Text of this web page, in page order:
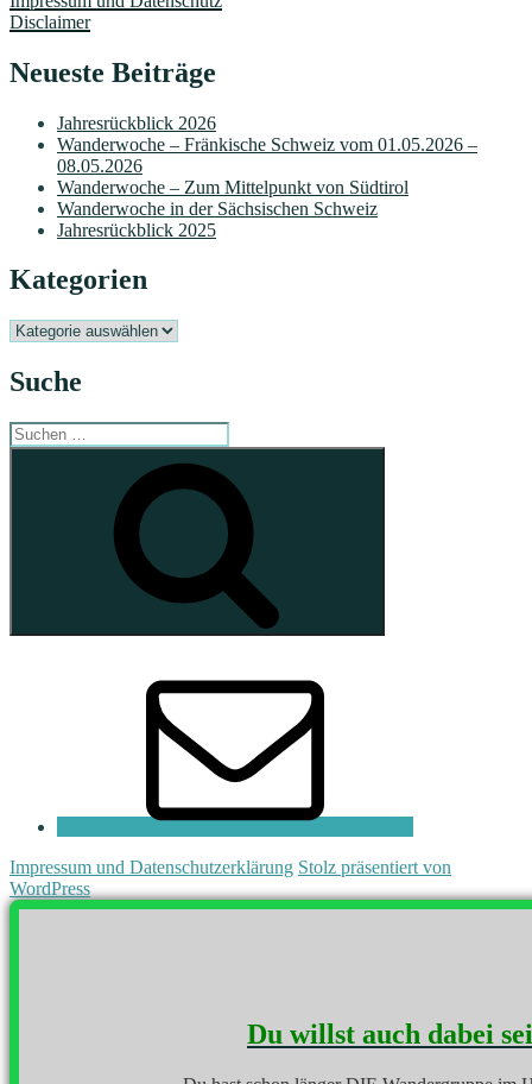
Disclaimer
Neueste Beiträge
Jahresrückblick 2026
Wanderwoche – Fränkische Schweiz vom 01.05.2026 –
08.05.2026
Wanderwoche – Zum Mittelpunkt von Südtirol
Wanderwoche in der Sächsischen Schweiz
Jahresrückblick 2025
Kategorien
Kategorien
Suche
Suchen
nach:
Impressum und Datenschutzerklärung Stolz präsentiert von
WordPress
Du willst auch dabei